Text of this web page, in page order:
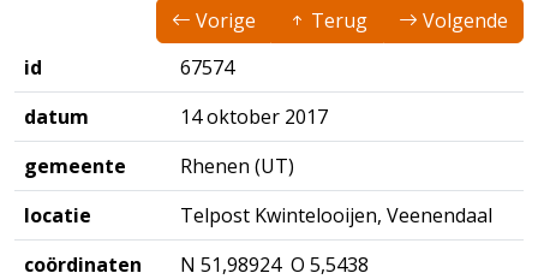
Vorige Terug
Volgende
id
67574
datum
14 oktober 2017
gemeente
Rhenen (UT)
locatie
Telpost Kwintelooijen, Veenendaal
coördinaten
N 51,98924 O 5,5438